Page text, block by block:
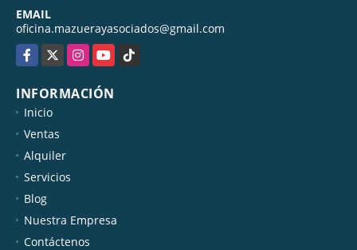
EMAIL
oficina.mazuerayasociados@gmail.com
Facebook
X InstagramYouTubeTikTok
INFORMACIÓN
Inicio
Ventas
Alquiler
Servicios
Blog
Nuestra Empresa
Contáctenos